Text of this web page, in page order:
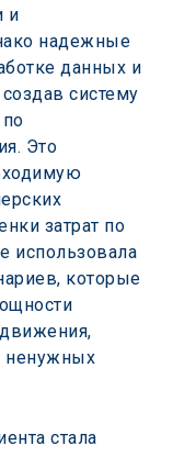
и
надежные
данных и
систему
Это
затрат по
использовала
которые
ненужных
стала